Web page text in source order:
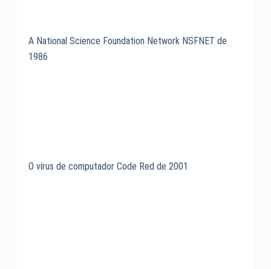
A National Science Foundation Network NSFNET de
1986
O vírus de computador Code Red de 2001